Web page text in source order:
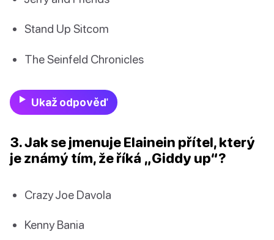
Stand Up Sitcom
The Seinfeld Chronicles
Ukaž odpověď
3. Jak se jmenuje Elainein přítel, který
je známý tím, že říká „Giddy up“?
Crazy Joe Davola
Kenny Bania